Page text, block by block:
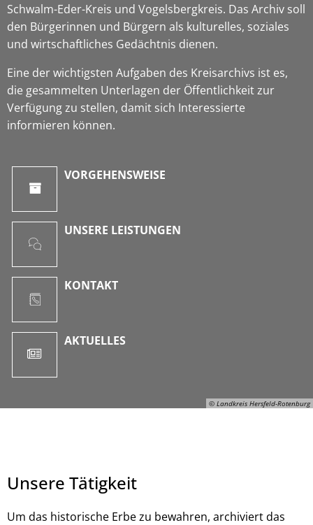
© Landkreis Hersfeld-Rotenburg
Schwalm-Eder-Kreis und Vogelsbergkreis. Das Archiv soll
den Bürgerinnen und Bürgern als kulturelles, soziales
und wirtschaftliches Gedächtnis dienen.
Eine der wichtigsten Aufgaben des Kreisarchivs ist es,
die gesammelten Unterlagen der Öffentlichkeit zur
Verfügung zu stellen, damit sich Interessierte
informieren können.
VORGEHENSWEISE
UNSERE LEISTUNGEN
KONTAKT
AKTUELLES
Unsere Tätigkeit
Um das historische Erbe zu bewahren, archiviert das